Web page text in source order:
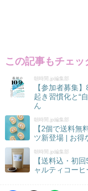
この記事もチェッ
朝時間.jp編集部
【参加者募集
起き習慣化と“
ん
朝時間.jp編集部
【2個で送料
ツ新登場 | お得
朝時間.jp編集部
【送料込・初
ャルティコー